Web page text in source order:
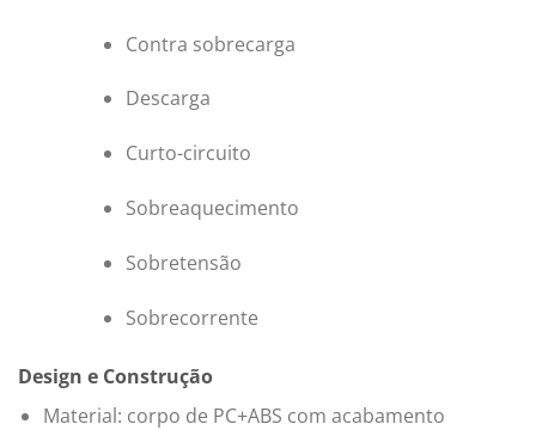
Contra sobrecarga
Descarga
Curto-circuito
Sobreaquecimento
Sobretensão
Sobrecorrente
Design e Construção
Material: corpo de PC+ABS com acabamento